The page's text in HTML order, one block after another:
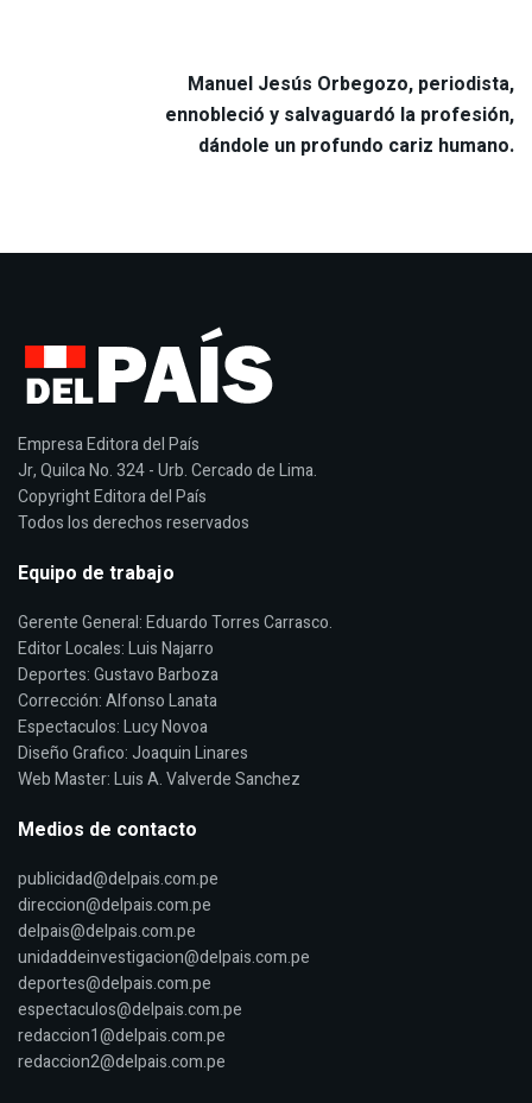
Manuel Jesús Orbegozo, periodista,
ennobleció y salvaguardó la profesión,
dándole un profundo cariz humano.
Empresa Editora del País
Jr, Quilca No. 324 - Urb. Cercado de Lima.
Copyright Editora del País
Todos los derechos reservados
Equipo de trabajo
Gerente General: Eduardo Torres Carrasco.
Editor Locales: Luis Najarro
Deportes: Gustavo Barboza
Corrección: Alfonso Lanata
Espectaculos: Lucy Novoa
Diseño Grafico: Joaquin Linares
Web Master: Luis A. Valverde Sanchez
Medios de contacto
publicidad@delpais.com.pe
direccion@delpais.com.pe
delpais@delpais.com.pe
unidaddeinvestigacion@delpais.com.pe
deportes@delpais.com.pe
espectaculos@delpais.com.pe
redaccion1@delpais.com.pe
redaccion2@delpais.com.pe